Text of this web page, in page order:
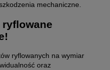
mechaniczne.
ryflowanych na wymiar
ść oraz